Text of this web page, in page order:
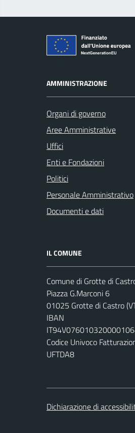
AMMINISTRAZIONE
Organi di governo
Aree Amministrative
Uffici
Enti e Fondazioni
Politici
Personale Amministrativo
Documenti e dati
IL COMUNE
Comune di Grotte di
Piazza G.Marconi 6
01025 Grotte di Castro
IBAN
Codice Univoco
UFTDA8
Dichiarazione di